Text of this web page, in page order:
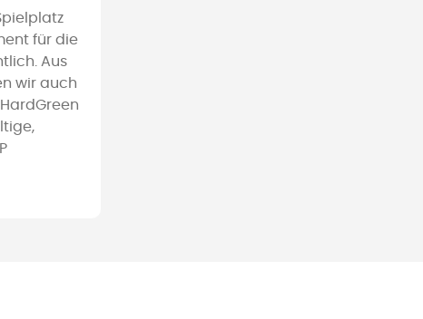
für die
Aus
wir auch